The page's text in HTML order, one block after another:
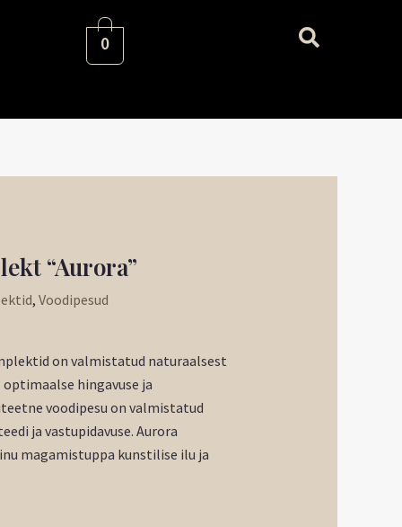
0
“Aurora”
,Voodipesud
on valmistatud naturaalsest
hingavuse ja
voodipesu on valmistatud
ja vastupidavuse. Aurora
magamistuppa kunstilise ilu ja